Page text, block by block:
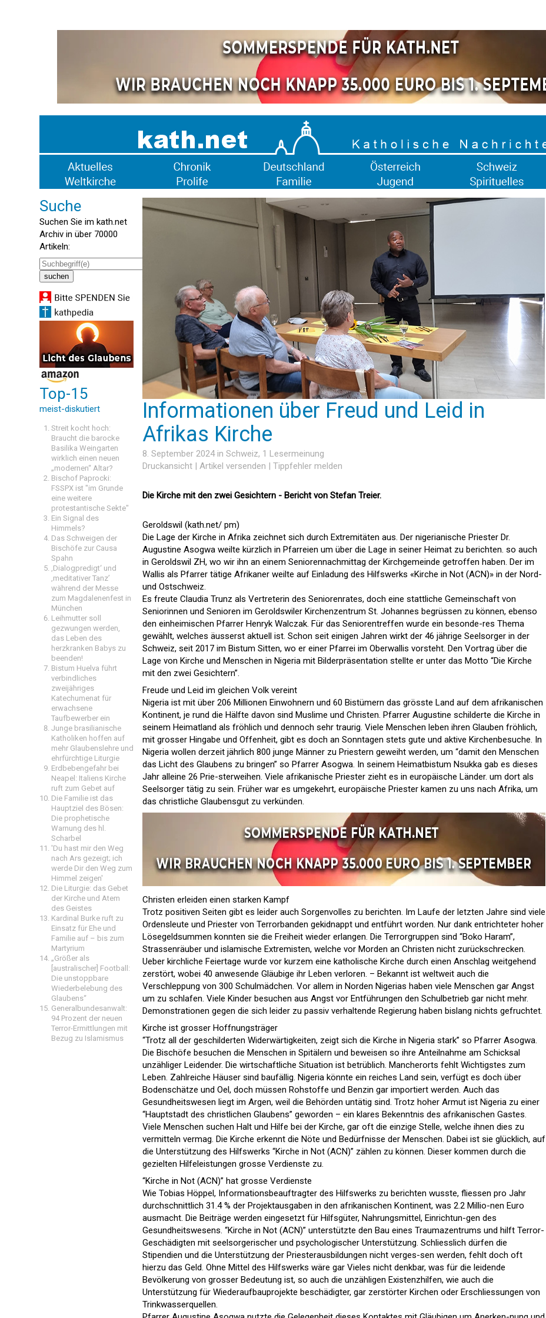
Suche
Suchen Sie im kath.net
Archiv in über 70000
Artikeln:
Top-15
meist-diskutiert
Streit kocht hoch:
Braucht die barocke
Basilika Weingarten
wirklich einen neuen
„modernen“ Altar?
Bischof Paprocki:
FSSPX ist "im Grunde
eine weitere
protestantische Sekte"
Ein Signal des
Himmels?
Das Schweigen der
Bischöfe zur Causa
Spahn
‚Dialogpredigt‘ und
‚meditativer Tanz’
während der Messe
zum Magdalenenfest in
München
Leihmutter soll
gezwungen werden,
das Leben des
herzkranken Babys zu
beenden!
Bistum Huelva führt
verbindliches
zweijähriges
Katechumenat für
erwachsene
Taufbewerber ein
Junge brasilianische
Katholiken hoffen auf
mehr Glaubenslehre und
ehrfürchtige Liturgie
Erdbebengefahr bei
Neapel: Italiens Kirche
ruft zum Gebet auf
Die Familie ist das
Hauptziel des Bösen:
Die prophetische
Warnung des hl.
Scharbel
'Du hast mir den Weg
nach Ars gezeigt; ich
werde Dir den Weg zum
Himmel zeigen'
Die Liturgie: das Gebet
der Kirche und Atem
des Geistes
Kardinal Burke ruft zu
Einsatz für Ehe und
Familie auf – bis zum
Martyrium
„Größer als
[australischer] Football:
Die unstoppbare
Wiederbelebung des
Glaubens“
Generalbundesanwalt:
94 Prozent der neuen
Terror-Ermittlungen mit
Bezug zu Islamismus
Informationen über Freud und Leid in
Afrikas Kirche
8. September 2024 in Schweiz, 1 Lesermeinung
Druckansicht | Artikel versenden | Tippfehler melden
Die Kirche mit den zwei Gesichtern - Bericht von Stefan Treier.
Geroldswil (kath.net/ pm)
Die Lage der Kirche in Afrika zeichnet sich durch Extremitäten aus. Der nigerianische Priester Dr.
Augustine Asogwa weilte kürzlich in Pfarreien um über die Lage in seiner Heimat zu berichten. so auch
in Geroldswil ZH, wo wir ihn an einem Seniorennachmittag der Kirchgemeinde getroffen haben. Der im
Wallis als Pfarrer tätige Afrikaner weilte auf Einladung des Hilfswerks «Kirche in Not (ACN)» in der Nord-
und Ostschweiz.
Es freute Claudia Trunz als Vertreterin des Seniorenrates, doch eine stattliche Gemeinschaft von
Seniorinnen und Senioren im Geroldswiler Kirchenzentrum St. Johannes begrüssen zu können, ebenso
den einheimischen Pfarrer Henryk Walczak. Für das Seniorentreffen wurde ein besonde-res Thema
gewählt, welches äusserst aktuell ist. Schon seit einigen Jahren wirkt der 46 jährige Seelsorger in der
Schweiz, seit 2017 im Bistum Sitten, wo er einer Pfarrei im Oberwallis vorsteht. Den Vortrag über die
Lage von Kirche und Menschen in Nigeria mit Bilderpräsentation stellte er unter das Motto “Die Kirche
mit den zwei Gesichtern”.
Freude und Leid im gleichen Volk vereint
Nigeria ist mit über 206 Millionen Einwohnern und 60 Bistümern das grösste Land auf dem afrikanischen
Kontinent, je rund die Hälfte davon sind Muslime und Christen. Pfarrer Augustine schilderte die Kirche in
seinem Heimatland als fröhlich und dennoch sehr traurig. Viele Menschen leben ihren Glauben fröhlich,
mit grosser Hingabe und Offenheit, gibt es doch an Sonntagen stets gute und aktive Kirchenbesuche. In
Nigeria wollen derzeit jährlich 800 junge Männer zu Priestern geweiht werden, um “damit den Menschen
das Licht des Glaubens zu bringen” so Pfarrer Asogwa. In seinem Heimatbistum Nsukka gab es dieses
Jahr alleine 26 Prie-sterweihen. Viele afrikanische Priester zieht es in europäische Länder. um dort als
Seelsorger tätig zu sein. Früher war es umgekehrt, europäische Priester kamen zu uns nach Afrika, um
das christliche Glaubensgut zu verkünden.
Christen erleiden einen starken Kampf
Trotz positiven Seiten gibt es leider auch Sorgenvolles zu berichten. Im Laufe der letzten Jahre sind viele
Ordensleute und Priester von Terrorbanden gekidnappt und entführt worden. Nur dank entrichteter hoher
Lösegeldsummen konnten sie die Freiheit wieder erlangen. Die Terrorgruppen sind “Boko Haram”,
Strassenräuber und islamische Extremisten, welche vor Morden an Christen nicht zurückschrecken.
Ueber kirchliche Feiertage wurde vor kurzem eine katholische Kirche durch einen Anschlag weitgehend
zerstört, wobei 40 anwesende Gläubige ihr Leben verloren. – Bekannt ist weltweit auch die
Verschleppung von 300 Schulmädchen. Vor allem in Norden Nigerias haben viele Menschen gar Angst
um zu schlafen. Viele Kinder besuchen aus Angst vor Entführungen den Schulbetrieb gar nicht mehr.
Demonstrationen gegen die sich leider zu passiv verhaltende Regierung haben bislang nichts gefruchtet.
Kirche ist grosser Hoffnungsträger
“Trotz all der geschilderten Widerwärtigkeiten, zeigt sich die Kirche in Nigeria stark” so Pfarrer Asogwa.
Die Bischöfe besuchen die Menschen in Spitälern und beweisen so ihre Anteilnahme am Schicksal
unzähliger Leidender. Die wirtschaftliche Situation ist betrüblich. Mancherorts fehlt Wichtigstes zum
Leben. Zahlreiche Häuser sind baufällig. Nigeria könnte ein reiches Land sein, verfügt es doch über
Bodenschätze und Oel, doch müssen Rohstoffe und Benzin gar importiert werden. Auch das
Gesundheitswesen liegt im Argen, weil die Behörden untätig sind. Trotz hoher Armut ist Nigeria zu einer
“Hauptstadt des christlichen Glaubens” geworden – ein klares Bekenntnis des afrikanischen Gastes.
Viele Menschen suchen Halt und Hilfe bei der Kirche, gar oft die einzige Stelle, welche ihnen dies zu
vermitteln vermag. Die Kirche erkennt die Nöte und Bedürfnisse der Menschen. Dabei ist sie glücklich, auf
die Unterstützung des Hilfswerks “Kirche in Not (ACN)” zählen zu können. Dieser kommen durch die
gezielten Hilfeleistungen grosse Verdienste zu.
“Kirche in Not (ACN)” hat grosse Verdienste
Wie Tobias Höppel, Informationsbeauftragter des Hilfswerks zu berichten wusste, fliessen pro Jahr
durchschnittlich 31.4 % der Projektausgaben in den afrikanischen Kontinent, was 2.2 Millio-nen Euro
ausmacht. Die Beiträge werden eingesetzt für Hilfsgüter, Nahrungsmittel, Einrichtun-gen des
Gesundheitswesens. “Kirche in Not (ACN)” unterstützte den Bau eines Traumazentrums und hilft Terror-
Geschädigten mit seelsorgerischer und psychologischer Unterstützung. Schliesslich dürfen die
Stipendien und die Unterstützung der Priesterausbildungen nicht verges-sen werden, fehlt doch oft
hierzu das Geld. Ohne Mittel des Hilfswerks wäre gar Vieles nicht denkbar, was für die leidende
Bevölkerung von grosser Bedeutung ist, so auch die unzähligen Existenzhilfen, wie auch die
Unterstützung für Wiederaufbauprojekte beschädigter, gar zerstörter Kirchen oder Erschliessungen von
Trinkwasserquellen.